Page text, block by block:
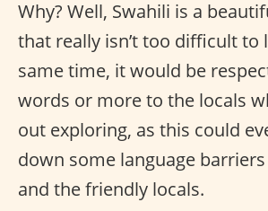
Why? Well, Swahili is a
that really isn’t too difficult to
same time, it would be
words or more to the locals
out exploring, as this could
down some language
and the friendly locals.